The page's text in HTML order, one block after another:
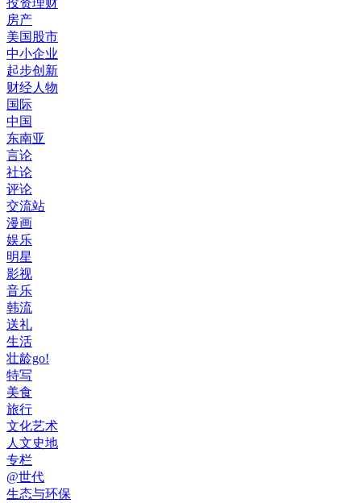
投资理财
房产
美国股市
中小企业
起步创新
财经人物
国际
中国
东南亚
言论
社论
评论
交流站
漫画
娱乐
明星
影视
音乐
韩流
送礼
生活
壮龄go!
特写
美食
旅行
文化艺术
人文史地
专栏
@世代
生态与环保